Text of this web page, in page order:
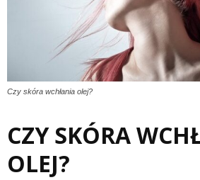
Czy skóra wchłania olej?
CZY SKÓRA
OLEJ?